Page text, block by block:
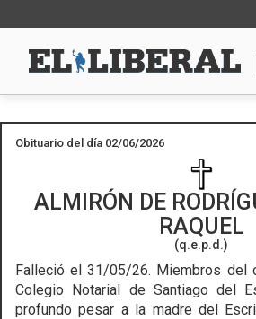
Obituario del día 02/06/2026
ALMIRÓN DE
RAQUEL
(q.e.p.d.)
Falleció el 31/05/26. Miembros del
Colegio Notarial de Santiago del
profundo pesar a la madre del